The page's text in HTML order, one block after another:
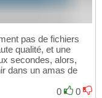
pas de fichiers
qualité, et une
secondes, alors,
dans un amas de
0
0